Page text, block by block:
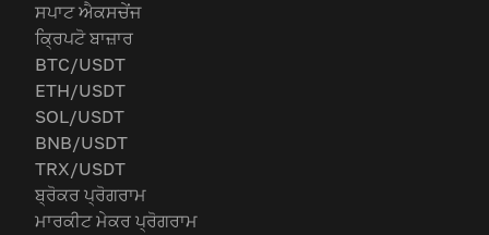
ਸਪਾਟ ਐਕਸਚੇਂਜ
ਕ੍ਰਿਪਟੋ ਬਾਜ਼ਾਰ
BTC/USDT
ETH/USDT
SOL/USDT
BNB/USDT
TRX/USDT
ਬ੍ਰੋਕਰ ਪ੍ਰੋਗਰਾਮ
ਮਾਰਕੀਟ ਮੇਕਰ ਪ੍ਰੋਗਰਾਮ